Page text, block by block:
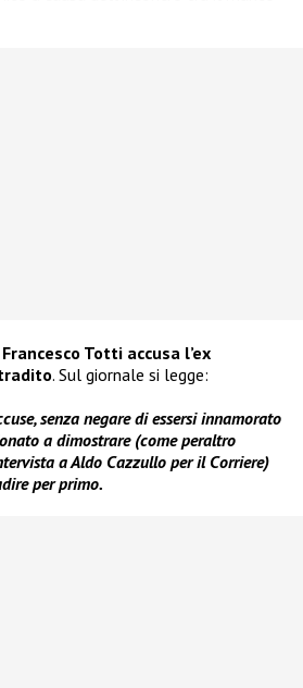
Francesco Totti accusa l’ex
. Sul giornale si legge:
senza negare di essersi innamorato
a dimostrare (come peraltro
a Aldo Cazzullo per il Corriere)
per primo.